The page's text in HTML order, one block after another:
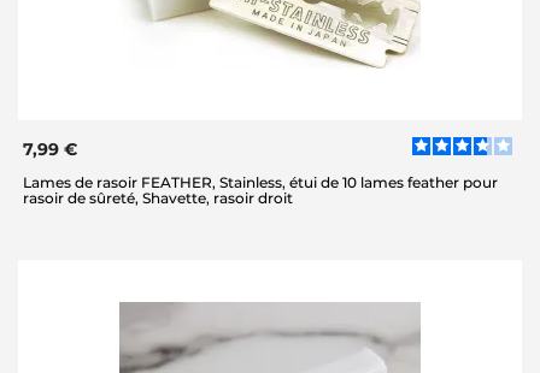
7,99 €
Lames de rasoir FEATHER, Stainless, étui de 10 lames feather pour
rasoir de sûreté, Shavette, rasoir droit